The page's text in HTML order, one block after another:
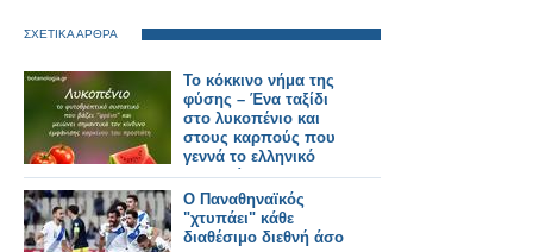
ΣΧΕΤΙΚΑ ΑΡΘΡΑ
Το κόκκινο νήμα της
φύσης – Ένα ταξίδι
στο λυκοπένιο και
στους καρπούς που
γεννά το ελληνικό
καλοκαίρι
Ο Παναθηναϊκός
"χτυπάει" κάθε
διαθέσιμο διεθνή άσο